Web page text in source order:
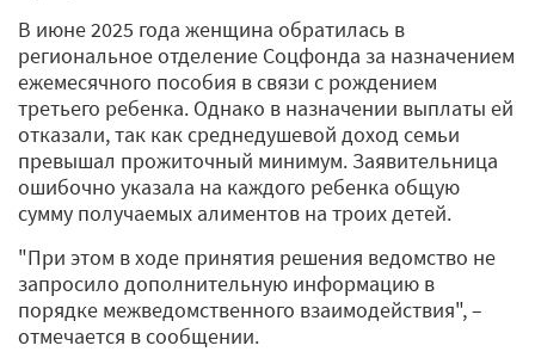
В июне 2025 года женщина обратилась в
региональное отделение Соцфонда за назначением
ежемесячного пособия в связи с рождением
третьего ребенка. Однако в назначении выплаты ей
отказали, так как среднедушевой доход семьи
превышал прожиточный минимум. Заявительница
ошибочно указала на каждого ребенка общую
сумму получаемых алиментов на троих детей.
"При этом в ходе принятия решения ведомство не
запросило дополнительную информацию в
порядке межведомственного взаимодействия", –
отмечается в сообщении.